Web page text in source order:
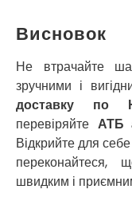
Висновок
Не втрачайте
зручними і
доставку по
перевіряйте АТБ
Відкрийте для
швидким і
Суми
Світловодськ
Святопетрівське
Тальне
Тарасівка
Тернопіль
Тернівка
Трускавець
Тульчин
Українка